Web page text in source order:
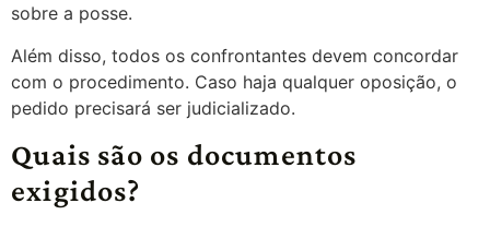
sobre a posse.
Além disso, todos os confrontantes devem concordar
com o procedimento. Caso haja qualquer oposição, o
pedido precisará ser judicializado.
Quais são os documentos
exigidos?